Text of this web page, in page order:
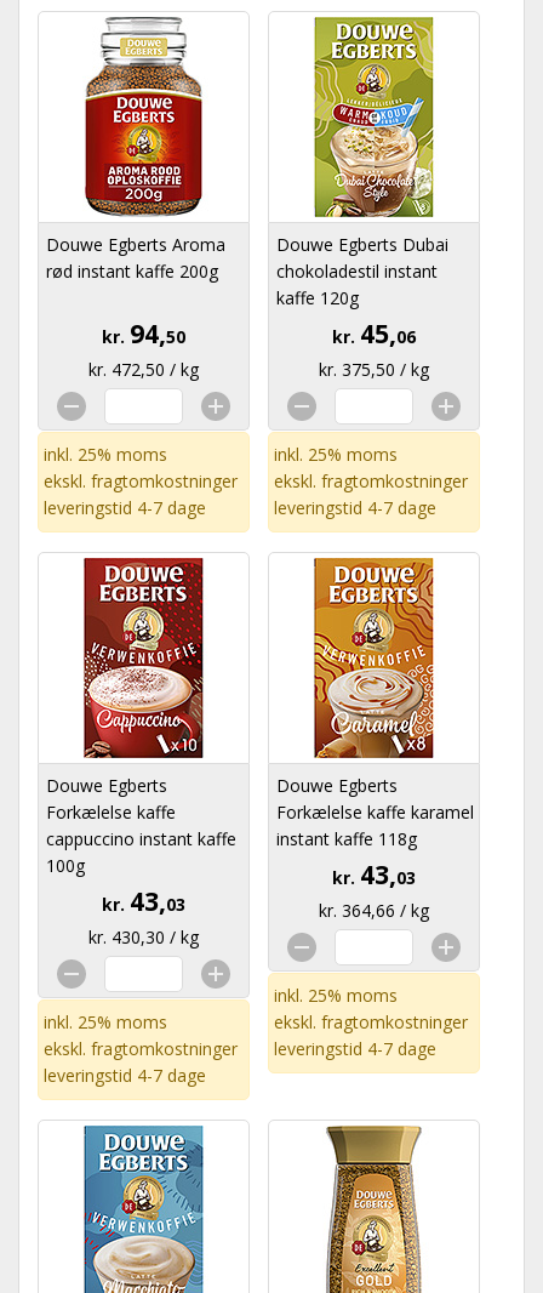
Douwe Egberts Aroma
rød instant kaffe 200g
kr. 94,50
kr. 472,50 / kg
inkl. 25% moms
ekskl. fragtomkostninger
leveringstid 4-7 dage
Douwe Egberts Dubai
chokoladestil instant
kaffe 120g
kr. 45,06
kr. 375,50 / kg
inkl. 25% moms
ekskl. fragtomkostninger
leveringstid 4-7 dage
Douwe Egberts
Forkælelse kaffe
cappuccino instant kaffe
100g
kr. 43,03
kr. 430,30 / kg
inkl. 25% moms
ekskl. fragtomkostninger
leveringstid 4-7 dage
Douwe Egberts
Forkælelse kaffe karamel
instant kaffe 118g
kr. 43,03
kr. 364,66 / kg
inkl. 25% moms
ekskl. fragtomkostninger
leveringstid 4-7 dage